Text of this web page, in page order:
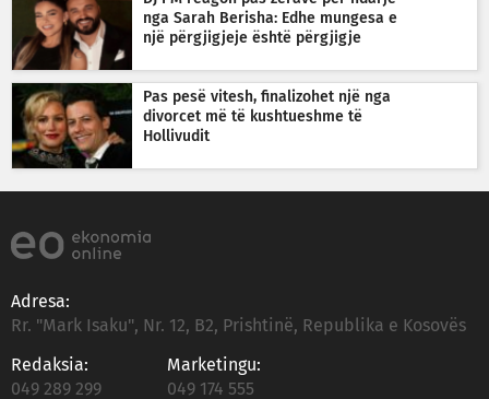
nga Sarah Berisha: Edhe mungesa e
një përgjigjeje është përgjigje
Pas pesë vitesh, finalizohet një nga
divorcet më të kushtueshme të
Hollivudit
Adresa:
Rr. "Mark Isaku", Nr. 12, B2, Prishtinë, Republika e Kosovës
Redaksia:
049 289 299
Marketingu:
049 174 555